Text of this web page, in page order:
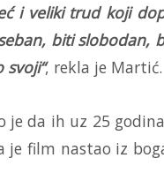
i veliki trud koji
biti slobodan,
, rekla je Martić.
je da ih uz 25
je film nastao iz